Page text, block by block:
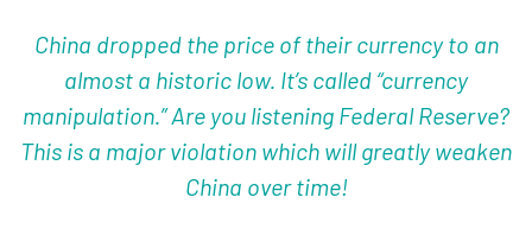
China dropped the price of their currency to an
almost a historic low. It’s called “currency
manipulation.” Are you listening Federal Reserve?
This is a major violation which will greatly weaken
China over time!